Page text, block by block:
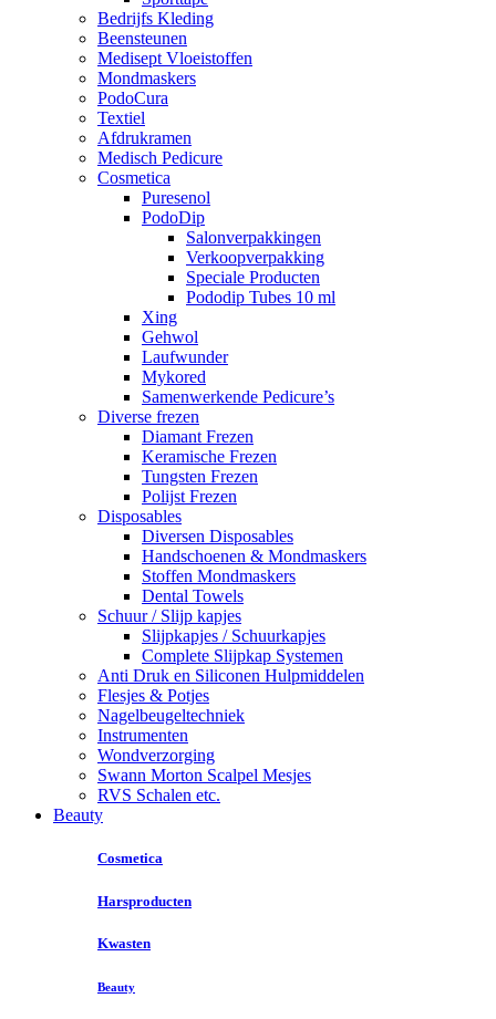
Bedrijfs Kleding
Beensteunen
Medisept Vloeistoffen
Mondmaskers
PodoCura
Textiel
Afdrukramen
Medisch Pedicure
Cosmetica
Puresenol
PodoDip
Salonverpakkingen
Verkoopverpakking
Speciale Producten
Pododip Tubes 10 ml
Xing
Gehwol
Laufwunder
Mykored
Samenwerkende Pedicure’s
Diverse frezen
Diamant Frezen
Keramische Frezen
Tungsten Frezen
Polijst Frezen
Disposables
Diversen Disposables
Handschoenen & Mondmaskers
Stoffen Mondmaskers
Dental Towels
Schuur / Slijp kapjes
Slijpkapjes / Schuurkapjes
Complete Slijpkap Systemen
Anti Druk en Siliconen Hulpmiddelen
Flesjes & Potjes
Nagelbeugeltechniek
Instrumenten
Wondverzorging
Swann Morton Scalpel Mesjes
RVS Schalen etc.
Beauty
Cosmetica
Harsproducten
Kwasten
Beauty